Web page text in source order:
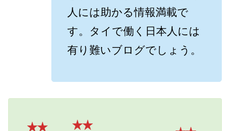
人には 助かる情報満載で
す。タイで働く日本人には
有り難いブログでしょう。